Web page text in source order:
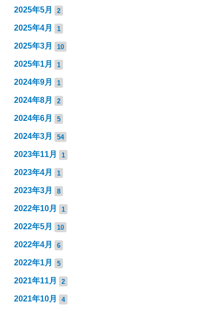
2025年5月 2
2025年4月 1
2025年3月 10
2025年1月 1
2024年9月 1
2024年8月 2
2024年6月 5
2024年3月 54
2023年11月 1
2023年4月 1
2023年3月 8
2022年10月 1
2022年5月 10
2022年4月 6
2022年1月 5
2021年11月 2
2021年10月 4